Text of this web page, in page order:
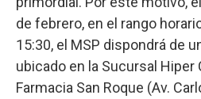
de febrero, en el rango
15:30, el MSP dispondrá de
ubicado en la Sucursal Hiper
Farmacia San Roque (Av.